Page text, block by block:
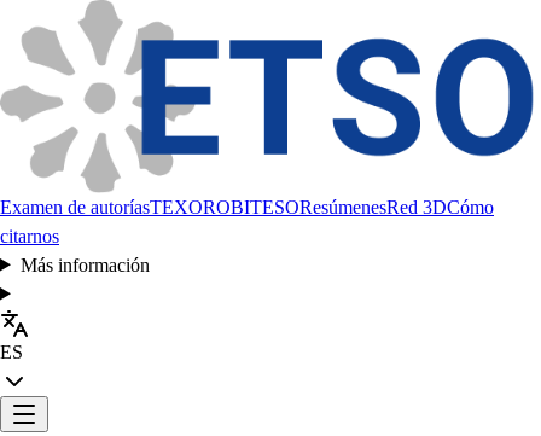
Examen de autoríasTEXOROBITESOResúmenesRed 3DCómo
citarnos
Más información
ES